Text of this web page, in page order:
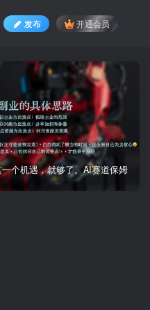
发布 开通会员
个机遇，就够了。AI赛道保姆